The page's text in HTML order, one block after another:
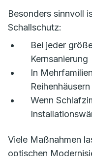
Besonders sinnvoll
Schallschutz:
Bei jeder
Kernsanierung
In
Reihenhäusern
Wenn
Viele Maßnahmen
optischen